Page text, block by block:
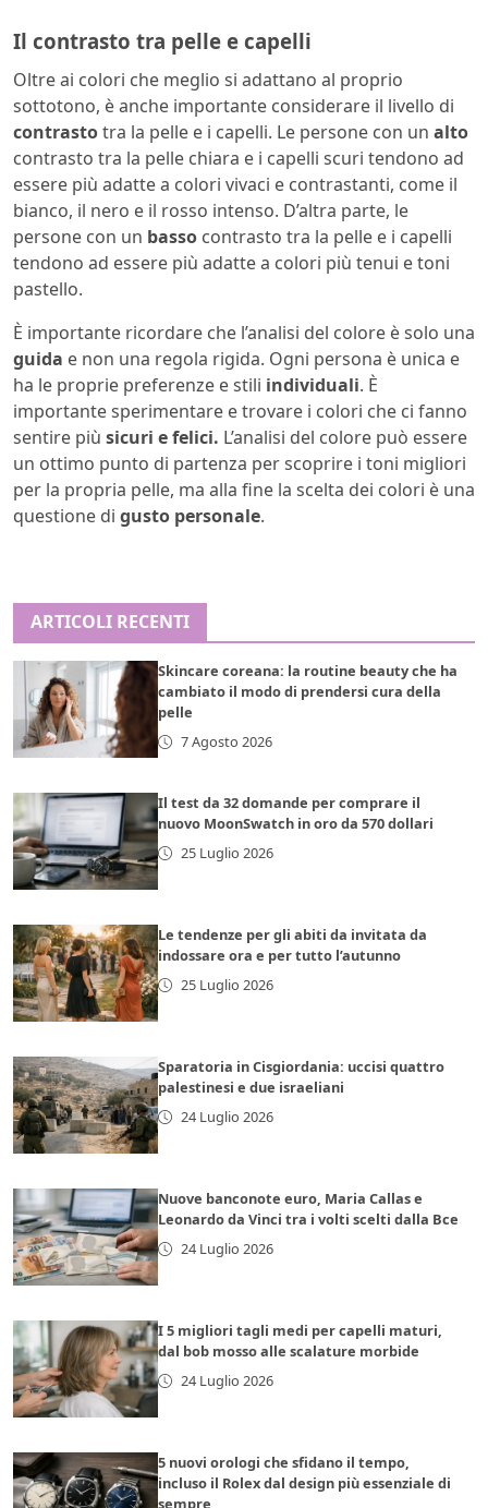
Il contrasto tra pelle e capelli
Oltre ai colori che meglio si adattano al proprio
sottotono, è anche importante considerare il livello di
contrastotra la pelle e i capelli. Le persone con un alto
contrasto tra la pelle chiara e i capelli scuri tendono ad
essere più adatte a colori vivaci e contrastanti, come il
bianco, il nero e il rosso intenso. D’altra parte, le
persone con un basso contrasto tra la pelle e i capelli
tendono ad essere più adatte a colori più tenui e toni
pastello.
È importante ricordare che l’analisi del colore è solo una
guida e non una regola rigida. Ogni persona è unica e
ha le proprie preferenze e stili individuali. È
importante sperimentare e trovare i colori che ci fanno
sentire più sicuri e felici. L’analisi del colore può essere
un ottimo punto di partenza per scoprire i toni migliori
per la propria pelle, ma alla fine la scelta dei colori è una
questione di gusto personale.
ARTICOLI RECENTI
Skincare coreana: la routine beauty che ha
cambiato il modo di prendersi cura della
pelle
7 Agosto 2026
Il test da 32 domande per comprare il
nuovo MoonSwatch in oro da 570 dollari
25 Luglio 2026
Le tendenze per gli abiti da invitata da
indossare ora e per tutto l’autunno
25 Luglio 2026
Sparatoria in Cisgiordania: uccisi quattro
palestinesi e due israeliani
24 Luglio 2026
Nuove banconote euro, Maria Callas e
Leonardo da Vinci tra i volti scelti dalla Bce
24 Luglio 2026
I 5 migliori tagli medi per capelli maturi,
dal bob mosso alle scalature morbide
24 Luglio 2026
5 nuovi orologi che sfidano il tempo,
incluso il Rolex dal design più essenziale di
sempre